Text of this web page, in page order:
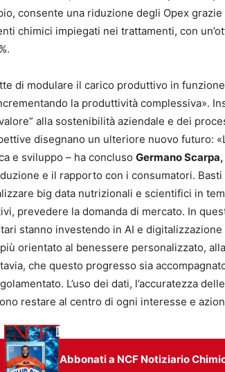
consente una riduzione degli Opex
chimici impiegati nei trattamenti, con
di modulare il carico produttivo in
la produttività complessiva».
alla sostenibilità aziendale e dei
disegnano un ulteriore nuovo futuro:
e sviluppo – ha concluso Germano Scarpa,
e il rapporto con i consumatori. Basti
big data nutrizionali e scientifici in
prevedere la domanda di mercato. In
stanno investendo in AI e
orientato al benessere personalizzato,
che questo progresso sia
L’uso dei dati, l’accuratezza
restare al centro di ogni interesse e
Abbonati a NCF Notiziario